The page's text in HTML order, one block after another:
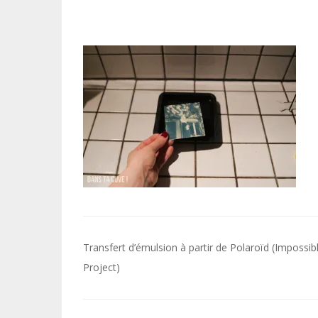
Navigation
de
Transfert d’émulsion à partir de Polaroïd
Project)